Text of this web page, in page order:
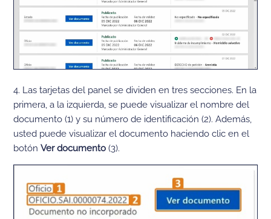
4. Las tarjetas del panel se dividen en tres secciones. En la
primera, a la izquierda, se puede visualizar el nombre del
documento (1) y su número de identificación (2). Además,
usted puede visualizar el documento haciendo clic en el
botónVer documento (3).